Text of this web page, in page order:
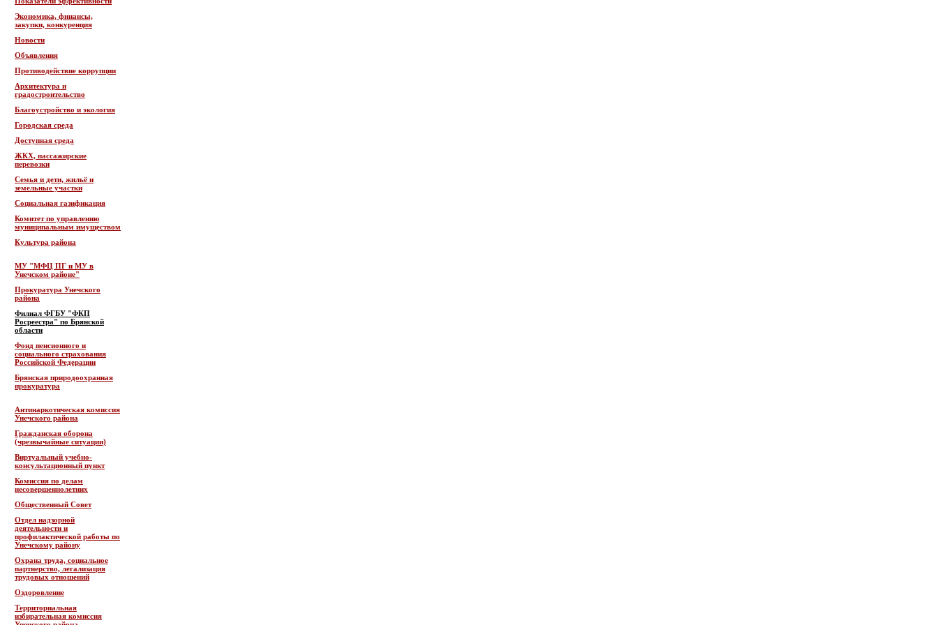
Экономика, финансы,
закупки, конкуренция
Новости
Объявления
Противодействие коррупции
Архитектура и
градостроительство
Благоустройство и экология
Городская среда
Доступная среда
ЖКХ, пассажирские
перевозки
Семья и дети, жильё и
земельные участки
Социальная газификация
Комитет по управлению
муниципальным имуществом
Культура района
МУ "МФЦ ПГ и МУ в
Унечском районе"
Прокуратура Унечского
района
Филиал ФГБУ "ФКП
Росреестра" по Брянской
области
Фонд пенсионного и
социального страхования
Российской Федерации
Брянская природоохранная
прокуратура
Антинаркотическая комиссия
Унечского района
Гражданская оборона
(чрезвычайные ситуации)
Виртуальный учебно-
консультационный пункт
Комиссия по делам
несовершеннолетних
Общественный Совет
Отдел надзорной
деятельности и
профилактической работы по
Унечскому району
Охрана труда, социальное
партнерство, легализация
трудовых отношений
Оздоровление
Территориальная
избирательная комиссия